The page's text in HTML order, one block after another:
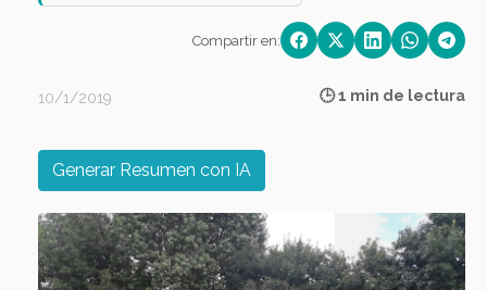
Compartir en:
10/1/2019 🕒 1 min de lectura
Generar Resumen con IA